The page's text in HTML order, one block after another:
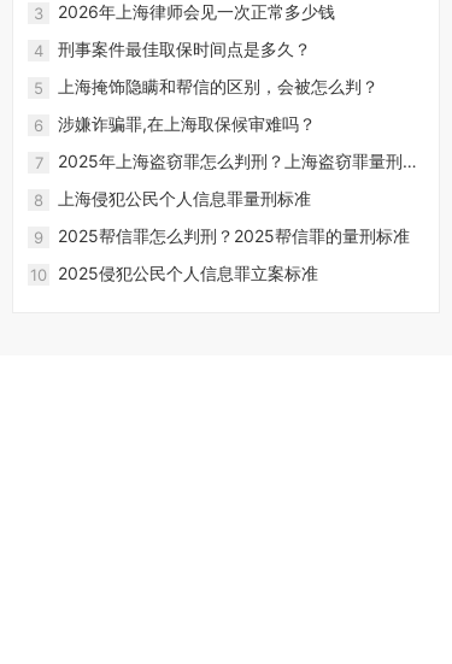
3 2026年上海律师会见一次正常多少钱
4 刑事案件最佳取保时间点是多久？
5 上海掩饰隐瞒和帮信的区别，会被怎么判？
6 涉嫌诈骗罪,在上海取保候审难吗？
7
2025年上海盗窃罪怎么判刑？上海盗窃罪量刑标
准2025最新
8 上海侵犯公民个人信息罪量刑标准
9 2025帮信罪怎么判刑？2025帮信罪的量刑标准
10 2025侵犯公民个人信息罪立案标准